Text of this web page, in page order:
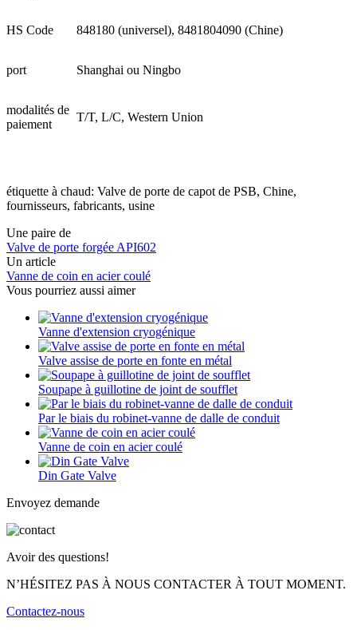
HS Code 848180 (universel), 8481804090 (Chine)
port Shanghai ou Ningbo
modalités de
paiement
T/T, L/C, Western Union
étiquette à chaud: Valve de porte de capot de PSB, Chine,
fournisseurs, fabricants, usine
Une paire de
Valve de porte forgée API602
Un article
Vanne de coin en acier coulé
Vous pourriez aussi aimer
Vanne d'extension cryogénique
Valve assise de porte en fonte en métal
Soupape à guillotine de joint de soufflet
Par le biais du robinet-vanne de dalle de conduit
Vanne de coin en acier coulé
Din Gate Valve
Envoyez demande
Avoir des questions!
N’HÉSITEZ PAS À NOUS CONTACTER À TOUT MOMENT.
Contactez-nous